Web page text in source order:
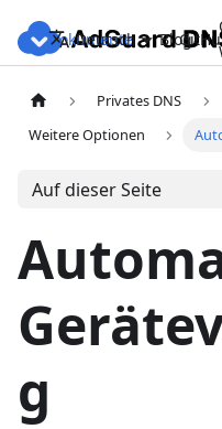
Dokumente Blog
Deutsch
Privates DNS
Weitere Optionen
Auf dieser Seite
g